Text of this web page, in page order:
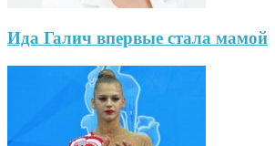
Ида Галич впервые стала мамой